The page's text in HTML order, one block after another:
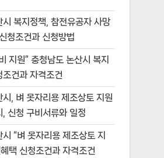
시 복지정책, 참전유공자 사망
청조건과 신청방법
지원” 충청남도 논산시 복지
조건과 자격조건
시, 벼 못자리용 제조상토 지원
, 신청 구비서류와 일정
“벼 못자리용 제조상토 지
택 신청조건과 자격조건